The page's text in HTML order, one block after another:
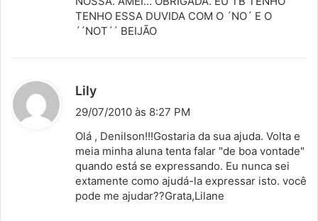
s
e
TENHO ESSA DUVIDA COM O ´NO´ E O
´´NOT´´ BEIJÃO
Lily
i
s
e
:
29/07/2010 às 8:27 PM
Olá , Denilson!!!Gostaria da sua ajuda. Volta e
meia minha aluna tenta falar "de boa vontade"
quando está se expressando. Eu nunca sei
extamente como ajudá-la expressar isto. você
pode me ajudar??Grata,Lilane